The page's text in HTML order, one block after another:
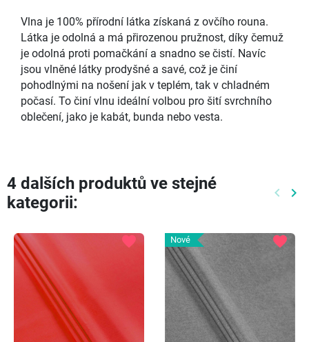
Vlna je 100% přírodní látka získaná z ovčího rouna.
Látka je odolná a má přirozenou pružnost, díky čemuž
je odolná proti pomačkání a snadno se čistí. Navíc
jsou vlněné látky prodyšné a savé, což je činí
pohodlnými na nošení jak v teplém, tak v chladném
počasí. To činí vlnu ideální volbou pro šití svrchního
oblečení, jako je kabát, bunda nebo vesta.
4 dalších produktů ve stejné
kategorii:
keyboard_arrow_left keyboard_arrow_right
favorite Nové favorite